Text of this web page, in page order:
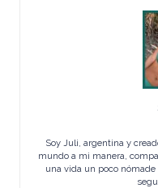
Soy Juli, argentina y
mundo a mi manera,
una vida un poco